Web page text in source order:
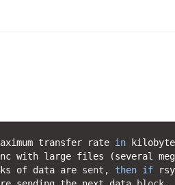
transfer rate in
with large files (several
of data are sent , then if